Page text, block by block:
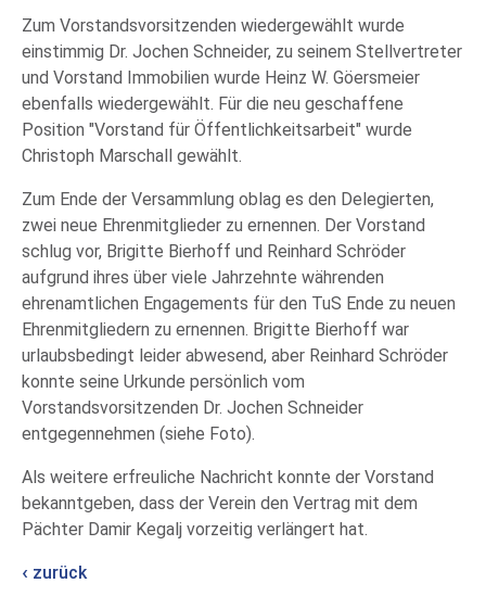
Zum Vorstandsvorsitzenden wiedergewählt wurde
einstimmig Dr. Jochen Schneider, zu seinem Stellvertreter
und Vorstand Immobilien wurde Heinz W. Göersmeier
ebenfalls wiedergewählt. Für die neu geschaffene
Position "Vorstand für Öffentlichkeitsarbeit" wurde
Christoph Marschall gewählt.
Zum Ende der Versammlung oblag es den Delegierten,
zwei neue Ehrenmitglieder zu ernennen. Der Vorstand
schlug vor, Brigitte Bierhoff und Reinhard Schröder
aufgrund ihres über viele Jahrzehnte währenden
ehrenamtlichen Engagements für den TuS Ende zu neuen
Ehrenmitgliedern zu ernennen. Brigitte Bierhoff war
urlaubsbedingt leider abwesend, aber Reinhard Schröder
konnte seine Urkunde persönlich vom
Vorstandsvorsitzenden Dr. Jochen Schneider
entgegennehmen (siehe Foto).
Als weitere erfreuliche Nachricht konnte der Vorstand
bekanntgeben, dass der Verein den Vertrag mit dem
Pächter Damir Kegalj vorzeitig verlängert hat.
zurück